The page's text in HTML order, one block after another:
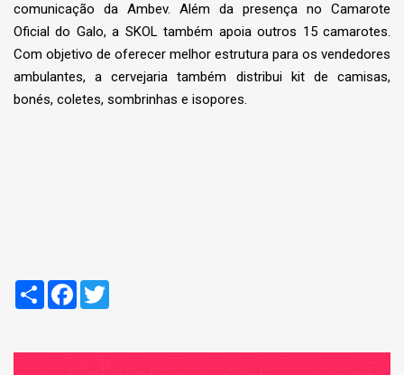
comunicação da Ambev. Além da presença no Camarote
Oficial do Galo, a SKOL também apoia outros 15 camarotes.
Com objetivo de oferecer melhor estrutura para os vendedores
ambulantes, a cervejaria também distribui kit de camisas,
bonés, coletes, sombrinhas e isopores.
Compartilhar
Facebook